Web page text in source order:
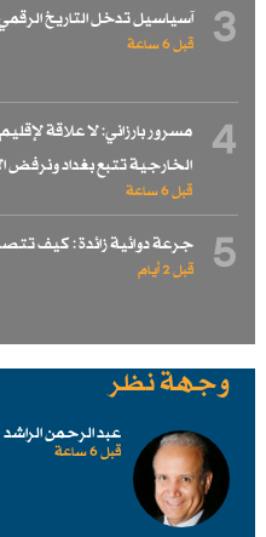
3 آسياسيل تدخل التاريخ
قبل 6 ساعة
4
مسرور بارزاني: لا علاقة
الخارجية تتبع بغداد ونرفض
قبل 6 ساعة
5 جرعة دوائية زائدة : كيف
قبل 2 أيام
وجهة نظر
عبد الرحمن الراشد
قبل 6 ساعة